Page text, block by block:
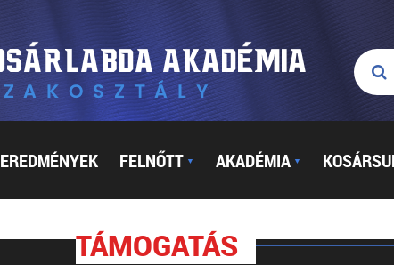
EREDMÉNYEK FELNŐTT ▼ AKADÉMIA ▼
TÁMOGATÁS